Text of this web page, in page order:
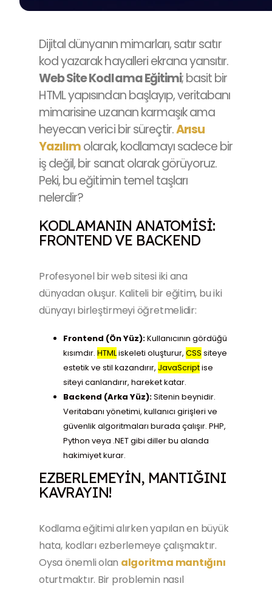
Dijital dünyanın mimarları, satır satır
kod yazarak hayalleri ekrana yansıtır.
Web Site Kodlama Eğitimi; basit bir
HTML yapısından başlayıp, veritabanı
mimarisine uzanan karmaşık ama
heyecan verici bir süreçtir.Arısu
Yazılımolarak, kodlamayı sadece bir
iş değil, bir sanat olarak görüyoruz.
Peki, bu eğitimin temel taşları
nelerdir?
KODLAMANIN ANATOMISI:
FRONTEND VE BACKEND
Profesyonel bir web sitesi iki ana
dünyadan oluşur. Kaliteli bir eğitim, bu iki
dünyayı birleştirmeyi öğretmelidir:
Frontend (Ön Yüz):Kullanıcının gördüğü
kısımdır. HTMLiskeleti oluşturur, CSS siteye
estetik ve stil kazandırır, JavaScriptise
siteyi canlandırır, hareket katar.
Backend (Arka Yüz):Sitenin beynidir.
Veritabanı yönetimi, kullanıcı girişleri ve
güvenlik algoritmaları burada çalışır. PHP,
Python veya .NET gibi diller bu alanda
hakimiyet kurar.
EZBERLEMEYIN, MANTIĞINI
KAVRAYIN!
Kodlama eğitimi alırken yapılan en büyük
hata, kodları ezberlemeye çalışmaktır.
Oysa önemli olan algoritma mantığını
oturtmaktır. Bir problemin nasıl